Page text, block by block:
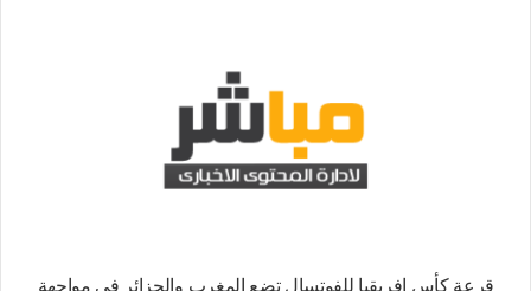
قرعة كأس إفريقيا للفوتسال تضع المغرب والجزائر في مواجهة